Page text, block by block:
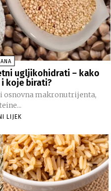
ugljikohidrati – kako
koje birati?
osnovna makronutrijenta,
LIJEK